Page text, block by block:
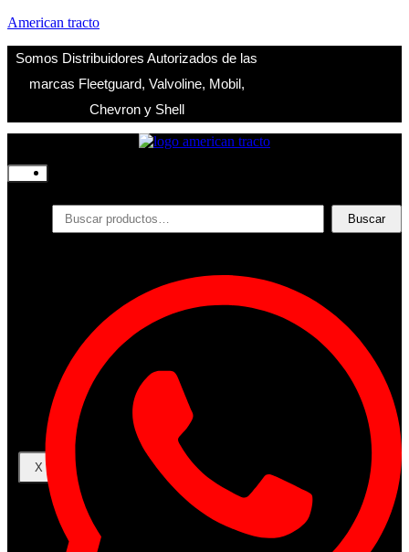
American tracto
Somos Distribuidores Autorizados de las
marcas Fleetguard, Valvoline, Mobil,
Chevron y Shell
Productos
Filtros
Contacto
Acceder
Iniciar Sesion
Registro
Restablecer la contraseña
X
Buscar